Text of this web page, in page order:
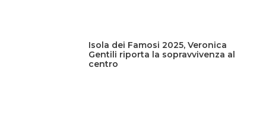
Isola dei Famosi 2025, Veronica
Gentili riporta la sopravvivenza al
centro